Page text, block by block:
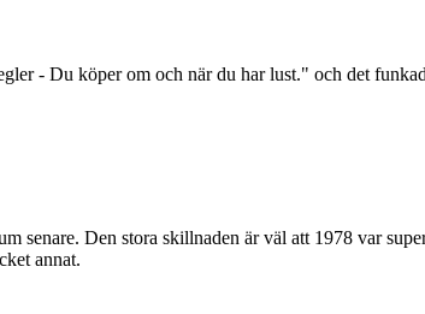
- Du köper om och när du har lust." och det
senare. Den stora skillnaden är väl att 1978 var
annat.